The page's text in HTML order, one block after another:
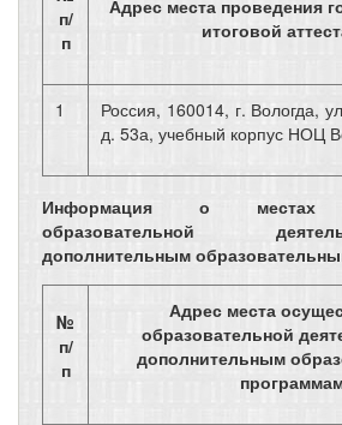
п/
п
Адрес места проведения
итоговой
1
Россия, 160014, г. Вологда,
д. 53а, учебный корпус НОЦ
Информация о местах
образовательной
дополнительным
№
п/
п
Адрес места
образовательной
дополнительным